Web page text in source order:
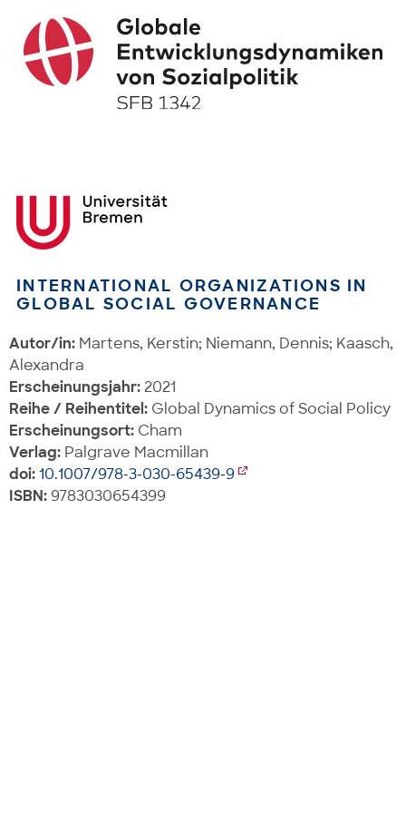
INTERNATIONAL ORGANIZATIONS IN
GLOBAL SOCIAL GOVERNANCE
Autor/in: Martens, Kerstin; Niemann, Dennis; Kaasch,
Alexandra
Erscheinungsjahr: 2021
Reihe / Reihentitel: Global Dynamics of Social Policy
Erscheinungsort: Cham
Verlag: Palgrave Macmillan
doi:10.1007/978-3-030-65439-9
ISBN: 9783030654399